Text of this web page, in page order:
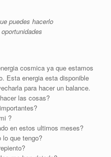
puedes hacerlo
cosmica ya que estamos
Esta energia esta disponible
para hacer un balance.
las cosas?
?
en estos ultimos meses?
lo que tengo?